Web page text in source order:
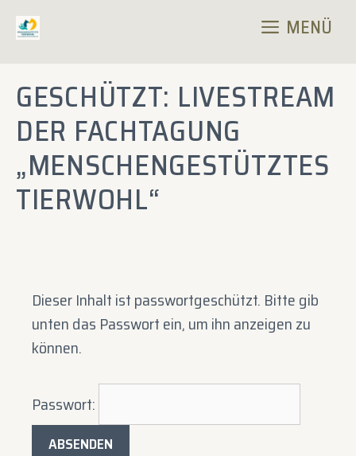
Inhalt
MENÜ
GESCHÜTZT: LIVESTREAM
DER FACHTAGUNG
„MENSCHENGESTÜTZTES
TIERWOHL“
Dieser Inhalt ist passwortgeschützt. Bitte gib
unten das Passwort ein, um ihn anzeigen zu
können.
Passwort: